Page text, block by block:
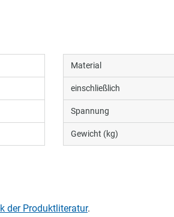
Material
einschließlich
Spannung
Gewicht (kg)
der Produktliteratur.